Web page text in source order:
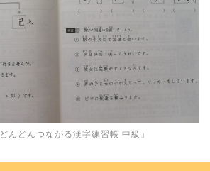
どんどんつながる漢字練習帳 中級 」